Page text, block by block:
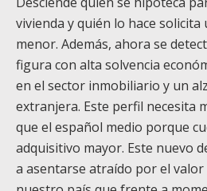
vivienda y quién lo hace
menor. Además, ahora se
figura con alta solvencia
en el sector inmobiliario y un
extranjera. Este perfil necesita
que el español medio porque
adquisitivo mayor. Este nuevo
a asentarse atraído por el